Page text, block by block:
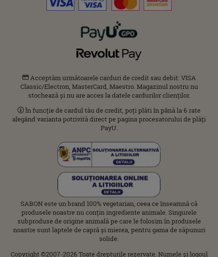
Acceptăm următoarele carduri de credit sau debit: VISA
Classic/Electron, MasterCard, Maestro. Magazinul nostru nu
stochează și nu are acces la datele cardurilor clienților.
În funcție de cardul tău de credit, poți plăti în până la 6 rate
alegând varianta potrivită direct pe pagina procesatorului de plăți
PayU.
SABON este un brand 100% vegetarian, ceea ce înseamnă că
produsele noastre nu conțin ingrediente animale. Singurele
subproduse de origine animală pe care le folosim în produsele
noastre sunt laptele de capră și mierea, pentru gama de săpunuri
solide.
Copyright ©2007-2026 Toate drepturile rezervate. Numele şi logoul